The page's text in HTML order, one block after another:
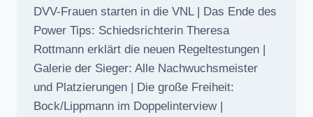
DVV-Frauen starten in die VNL | Das Ende des
Power Tips: Schiedsrichterin Theresa
Rottmann erklärt die neuen Regeltestungen |
Galerie der Sieger: Alle Nachwuchsmeister
und Platzierungen | Die große Freiheit:
Bock/Lippmann im Doppelinterview |